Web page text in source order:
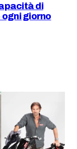
di
giorno